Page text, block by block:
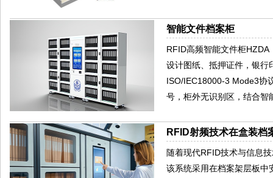
智能文件档案柜
RFID高频智能文件柜
设计图纸、抵押证件，银行
ISO/IEC18000-3 Mode3协
号，柜外无识别区，结合智
RFID射频技术在盒装档
随着现代RFID技术与信息
该系统采用在档案架层板中